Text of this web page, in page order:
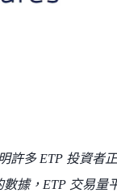
許多 ETP 投資者
據，ETP 交易量